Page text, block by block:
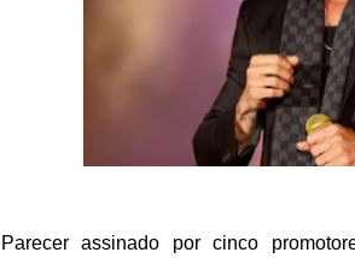
Parecer assinado por cinco